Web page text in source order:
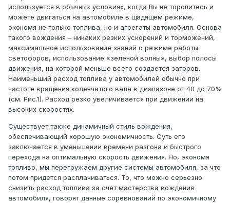
используется в обычных условиях, когда Вы не торопитесь и
можете двигаться на автомобиле в щадящем режиме,
экономя не только топлива, но и агрегаты автомобиля. Основа
такого вождения – никаких резких ускорений и торможений,
максимальное использование знаний о режиме работы
светофоров, использование «зеленой волны», выбор полосы
движения, на которой меньше всего создается заторов.
Наименьший расход топлива у автомобилей обычно при
частоте вращения коленчатого вала в диапазоне от 40 до 70%
(см. Рис.1). Расход резко увеличивается при движении на
высоких скоростях.
Существует также динамичный стиль вождения,
обеспечивающий хорошую экономичность. Суть его
заключается в уменьшении времени разгона и быстрого
перехода на оптимальную скорость движения. Но, экономя
топливо, мы перегружаем другие системы автомобиля, за что
потом придется расплачиваться. То, что можно серьезно
снизить расход топлива за счет мастерства вождения
автомобиля, говорят данные соревнований по экономичному